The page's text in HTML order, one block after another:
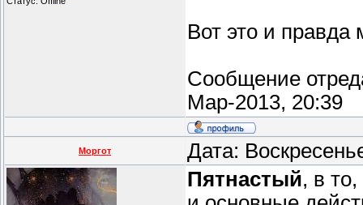
Вот это и правда
Сообщение
Мар-2013, 20:39
Моргот Дата:
Пятнастый, в